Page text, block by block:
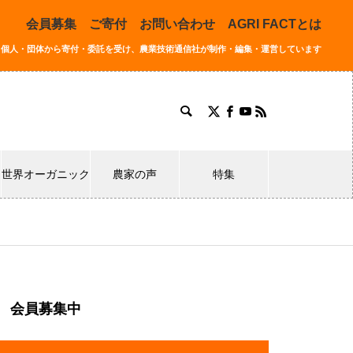
会員募集 ご寄付 お問い合わせ AGRI FACTとは
人・団体から寄付・委託を受け、農業技術通信社が制作・編集・運営しています
世界オーガニック 農家の声 特集
会員募集中